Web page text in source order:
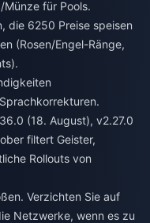
für Pools.
die 6250 Preise speisen
(Rosen/Engel-Ränge,
(18. August), v2.27.0
filtert Geister,
Rollouts von
Verzichten Sie auf
Netzwerke, wenn es zu